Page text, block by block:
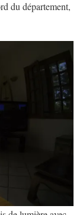
du département,